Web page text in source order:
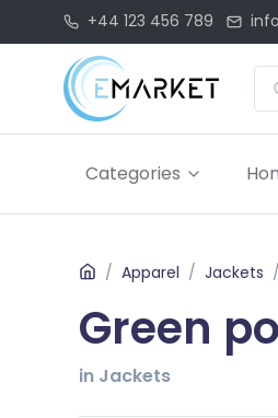
+44 123 456 789
Categories
Apparel Jackets
Green
in Jackets